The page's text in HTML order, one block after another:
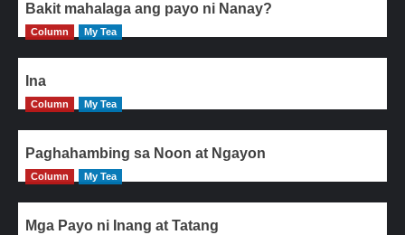
Bakit mahalaga ang payo ni Nanay?
Column My Tea
Ina
Column My Tea
Paghahambing sa Noon at Ngayon
Column My Tea
Mga Payo ni Inang at Tatang